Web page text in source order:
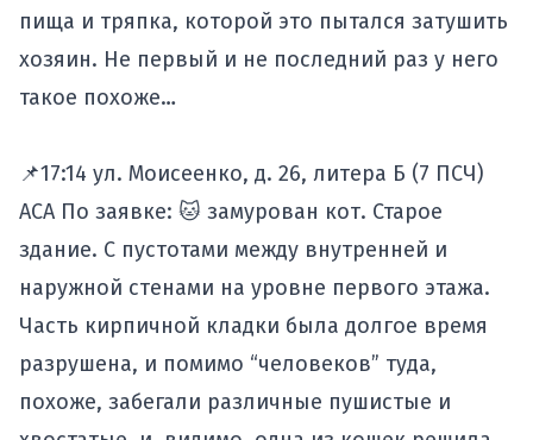
пища и тряпка, которой это пытался затушить
хозяин. Не первый и не последний раз у него
такое похоже…
📌17:14 ул. Моисеенко, д. 26, литера Б (7 ПСЧ)
АСА По заявке: 🐱 замурован кот. Старое
здание. С пустотами между внутренней и
наружной стенами на уровне первого этажа.
Часть кирпичной кладки была долгое время
разрушена, и помимо “человеков” туда,
похоже, забегали различные пушистые и